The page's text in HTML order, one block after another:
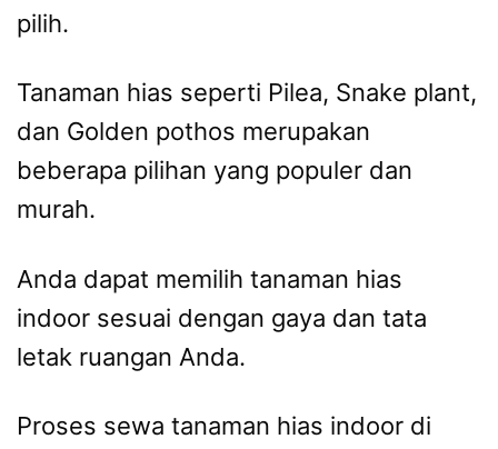
pilih.
Tanaman hias seperti Pilea, Snake plant,
dan Golden pothos merupakan
beberapa pilihan yang populer dan
murah.
Anda dapat memilih tanaman hias
indoor sesuai dengan gaya dan tata
letak ruangan Anda.
Proses sewa tanaman hias indoor di